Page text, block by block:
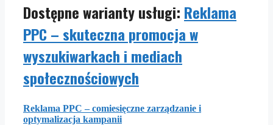
Dostępne warianty usługi: Reklama
PPC – skuteczna promocja w
wyszukiwarkach i mediach
społecznościowych
Reklama PPC – comiesięczne zarządzanie i
optymalizacja kampanii